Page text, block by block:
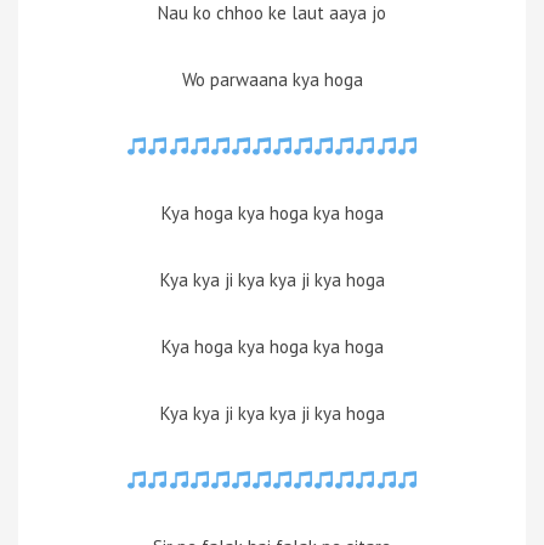
Nau ko chhoo ke laut aaya jo
Wo parwaana kya hoga
Kya hoga kya hoga kya hoga
Kya kya ji kya kya ji kya hoga
Kya hoga kya hoga kya hoga
Kya kya ji kya kya ji kya hoga